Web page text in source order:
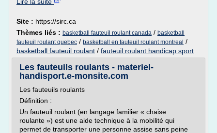
Site : https://sirc.ca
Thèmes liés : basketball fauteuil roulant canada / basketball
fauteuil roulant quebec / basketball en fauteuil roulant montreal /
basketball fauteuil roulant / fauteuil roulant handicap sport
Les fauteuils roulants - materiel-
handisport.e-monsite.com
Les fauteuils roulants
Définition :
Un fauteuil roulant (en langage familier « chaise
roulante ») est une aide technique à la mobilité qui
permet de transporter une personne assise sans peine